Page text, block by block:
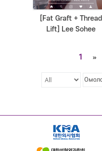
[Fat Graft + Thread
Lift] Lee Sohee
1 »